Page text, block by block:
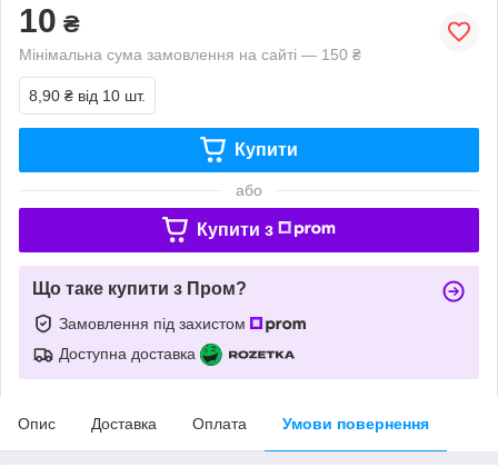
10 ₴
Мінімальна сума замовлення на сайті — 150 ₴
8,90 ₴ від 10 шт.
Купити
або
Купити з
Що таке купити з Пром?
Замовлення під захистом
Доступна доставка
Опис Доставка Оплата Умови повернення